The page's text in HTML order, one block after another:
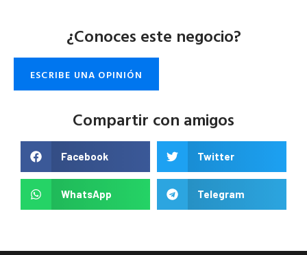
¿Conoces este negocio?
ESCRIBE UNA OPINIÓN
Compartir con amigos
Facebook Twitter
WhatsApp Telegram